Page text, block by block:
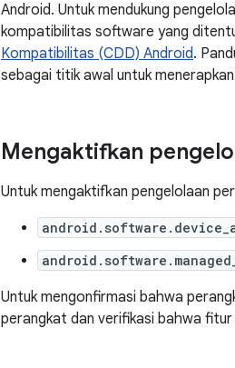
Android. Untuk mendukung
kompatibilitas software yang
Kompatibilitas (CDD) Android.
sebagai titik awal untuk
Mengaktifkan
Untuk mengaktifkan pengelolaan
Untuk mengonfirmasi bahwa
perangkat dan verifikasi bahwa